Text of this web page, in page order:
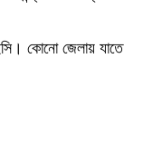
কোনো জেলায় যাতে